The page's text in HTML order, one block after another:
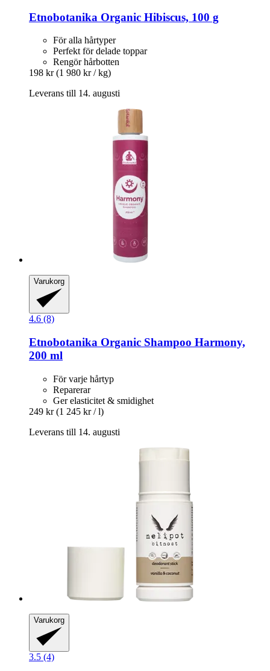
Etnobotanika Organic Hibiscus, 100 g
För alla hårtyper
Perfekt för delade toppar
Rengör hårbotten
198 kr (1 980 kr / kg)
Leverans till 14. augusti
Varukorg
4.6 (8)
Etnobotanika Organic Shampoo Harmony,
200 ml
För varje hårtyp
Reparerar
Ger elasticitet & smidighet
249 kr (1 245 kr / l)
Leverans till 14. augusti
Varukorg
3.5 (4)